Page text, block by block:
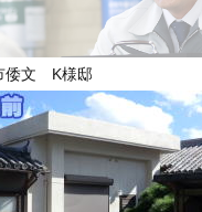
倭文 K様邸